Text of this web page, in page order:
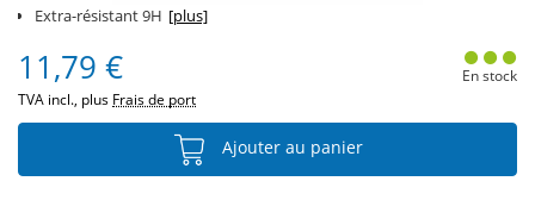
Extra-résistant 9H [plus]
11,79 €
TVA incl., plus Frais de port
En stock
Ajouter au panier